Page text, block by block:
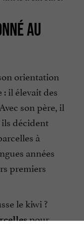
AU
orientation
il élevait des
son père, il
ils décident
à
années
premiers
le kiwi ?
pour